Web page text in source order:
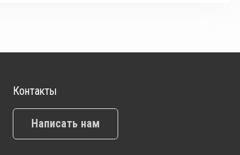
Контакты
Написать нам